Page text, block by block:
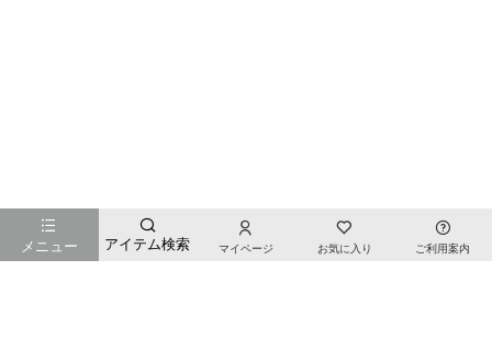
メニュー アイテム検索 マイページ お気に入り ご利用案内
お店のTOPページへ戻る